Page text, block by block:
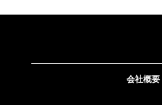
会社概要